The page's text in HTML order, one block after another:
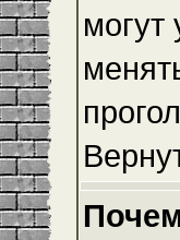
могут